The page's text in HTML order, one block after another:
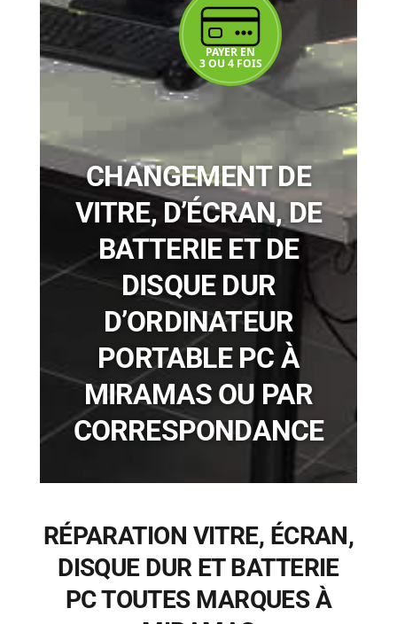
CHANGEMENT DE
VITRE, D’ÉCRAN, DE
BATTERIE ET DE
DISQUE DUR
D’ORDINATEUR
PORTABLE PC À
MIRAMAS OU PAR
CORRESPONDANCE
RÉPARATION VITRE, ÉCRAN,
DISQUE DUR ET BATTERIE
PC TOUTES MARQUES À